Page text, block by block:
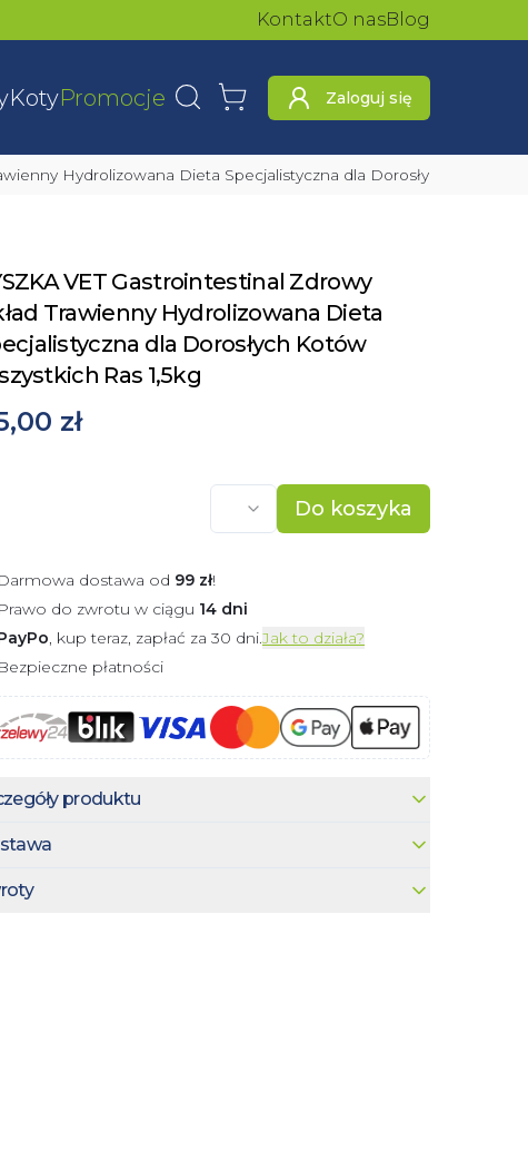
KontaktO nasBlog
KotyPromocje WyszukajKoszyk Zaloguj się
Hydrolizowana Dieta Specjalistyczna dla Dorosłych Kotów
VET Gastrointestinal Zdrowy
Trawienny Hydrolizowana Dieta
dla Dorosłych Kotów
Ras 1,5kg
zł
Do koszyka
Darmowa dostawa od 99 zł!
Prawo do zwrotu w ciągu 14 dni
, kup teraz, zapłać za 30 dni.Jak to działa?
Bezpieczne płatności
produktu